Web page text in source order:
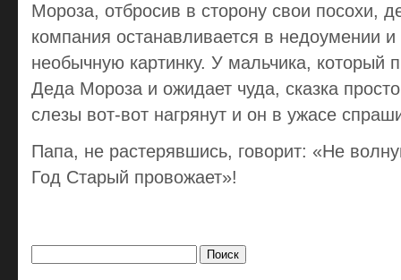
Мороза, отбросив в сторону свои посохи,
компания останавливается в недоумении и
необычную картинку. У мальчика, который
Деда Мороза и ожидает чуда, сказка
слезы вот-вот нагрянут и он в ужасе
Папа, не растерявшись, говорит: «Не
Год Старый провожает»!